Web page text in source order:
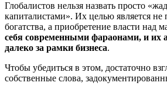
Глобалистов нельзя назвать просто
капиталистами». Их целью является не
богатства, а приобретение власти над
себя современными фараонами, и их
далеко за рамки бизнеса.
Чтобы убедиться в этом, достаточно
собственные слова,